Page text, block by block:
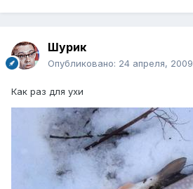
Шурик
Опубликовано: 24 апреля, 2009
Как раз для ухи